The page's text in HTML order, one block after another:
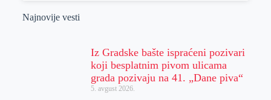
Najnovije vesti
Iz Gradske bašte ispraćeni pozivari
koji besplatnim pivom ulicama
grada pozivaju na 41. „Dane piva“
5. avgust 2026.